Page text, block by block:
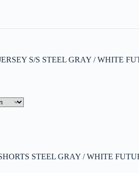
S/S STEEL GRAY / WHITE
STEEL GRAY / WHITE